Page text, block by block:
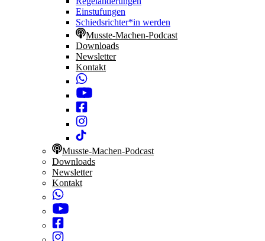
Einstufungen
Schiedsrichter*in werden
Musste-Machen-Podcast
Downloads
Newsletter
Kontakt
Musste-Machen-Podcast
Downloads
Newsletter
Kontakt